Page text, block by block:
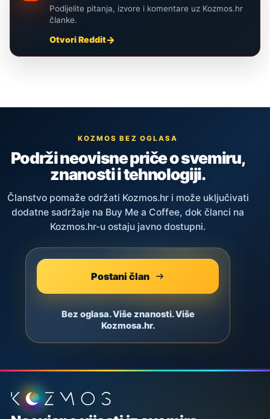
Podijelite pitanja, izvore i komentare uz Kozmos.hr
članke.
Otvori Reddit
KOZMOS BEZ OGLASA
Podrži neovisne priče o svemiru,
znanosti i tehnologiji.
Članstvo pomaže održati Kozmos.hr i može uključivati
dodatne sadržaje na Buy Me a Coffee, dok članci na
Kozmos.hr-u ostaju javno dostupni.
Postani član
Bez oglasa. Više znanosti. Više
Kozmosa.hr.
Podnožje stranice